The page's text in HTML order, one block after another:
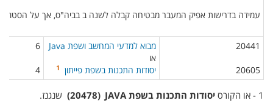
עמידה בדרישות אפיק המעבר מבטיחה קבלה לשנה ב בביה"ס, אך על
20441
20605​
מבוא למדעי המחשב ושפת Java
או
יסודות התכנות בשפת פייתון
1
6
4​
1 - או הקורס יסודות התכנות בשפת JAVA (20478) שנגנז.